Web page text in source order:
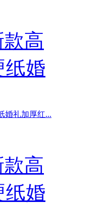
婚礼加厚红...